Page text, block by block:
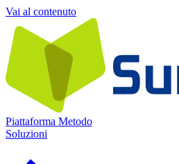
Vai al contenuto
Piattaforma Metodo
Soluzioni